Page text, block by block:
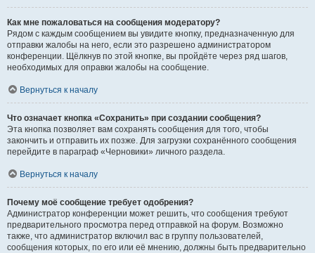
Как мне пожаловаться на сообщения модератору?
Рядом с каждым сообщением вы увидите кнопку, предназначенную для
отправки жалобы на него, если это разрешено администратором
конференции. Щёлкнув по этой кнопке, вы пройдёте через ряд шагов,
необходимых для оправки жалобы на сообщение.
Вернуться к началу
Что означает кнопка «Сохранить» при создании сообщения?
Эта кнопка позволяет вам сохранять сообщения для того, чтобы
закончить и отправить их позже. Для загрузки сохранённого сообщения
перейдите в параграф «Черновики» личного раздела.
Вернуться к началу
Почему моё сообщение требует одобрения?
Администратор конференции может решить, что сообщения требуют
предварительного просмотра перед отправкой на форум. Возможно
также, что администратор включил вас в группу пользователей,
сообщения которых, по его или её мнению, должны быть предварительно